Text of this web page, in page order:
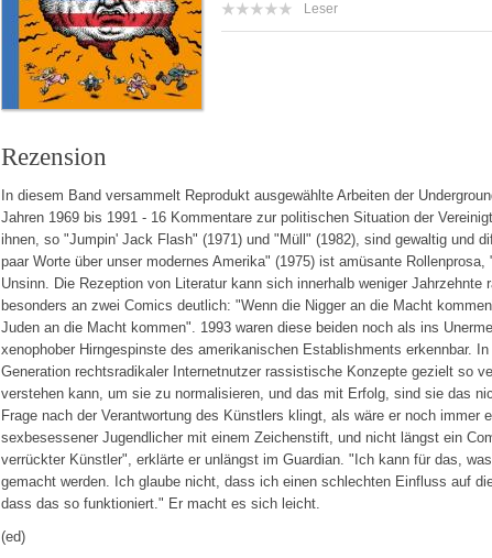
Leser
Rezension
In diesem Band versammelt Reprodukt ausgewählte Arbeiten der
Jahren 1969 bis 1991 - 16 Kommentare zur politischen Situation der
ihnen, so "Jumpin' Jack Flash" (1971) und "Müll" (1982), sind gewaltig und
paar Worte über unser modernes Amerika" (1975) ist amüsante
Unsinn. Die Rezeption von Literatur kann sich innerhalb weniger Jahrzehnte
besonders an zwei Comics deutlich: "Wenn die Nigger an die Macht
Juden an die Macht kommen". 1993 waren diese beiden noch als ins
xenophober Hirngespinste des amerikanischen Establishments erkennbar.
Generation rechtsradikaler Internetnutzer rassistische Konzepte gezielt so
verstehen kann, um sie zu normalisieren, und das mit Erfolg, sind sie das
Frage nach der Verantwortung des Künstlers klingt, als wäre er noch immer
sexbesessener Jugendlicher mit einem Zeichenstift, und nicht längst ein
verrückter Künstler", erklärte er unlängst im Guardian. "Ich kann für das,
gemacht werden. Ich glaube nicht, dass ich einen schlechten Einfluss auf
dass das so funktioniert." Er macht es sich leicht.
(ed)